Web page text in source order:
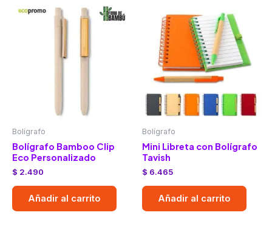
Bolígrafo
Bolígrafo Bamboo Clip
Eco Personalizado
$ 2.490
Añadir al carrito
Bolígrafo
Mini Libreta con Bolígrafo
Tavish
$ 6.465
Añadir al carrito